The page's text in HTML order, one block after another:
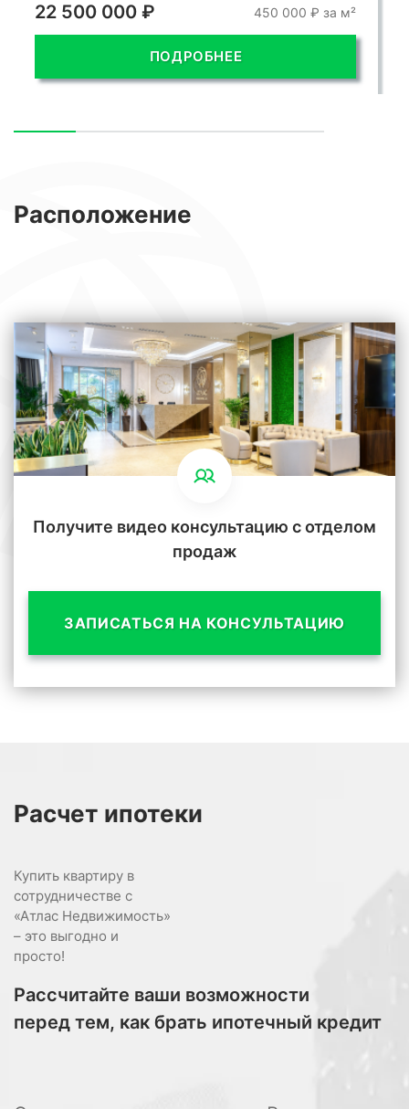
22 500 000 ₽ 450 000 ₽ за м²
ПОДРОБНЕЕ
Расположение
Получите видео консультацию с отделом
продаж
ЗАПИСАТЬСЯ НА КОНСУЛЬТАЦИЮ
Расчет ипотеки
Купить квартиру в
сотрудничестве с
«Атлас Недвижимость»
– это выгодно и
просто!
Рассчитайте ваши возможности
перед тем, как брать ипотечный кредит